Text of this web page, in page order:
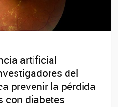
artificial
del
prevenir la pérdida
con diabetes